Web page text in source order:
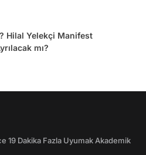
Hilal Yelekçi Manifest
mı?
19 Dakika Fazla Uyumak Akademik